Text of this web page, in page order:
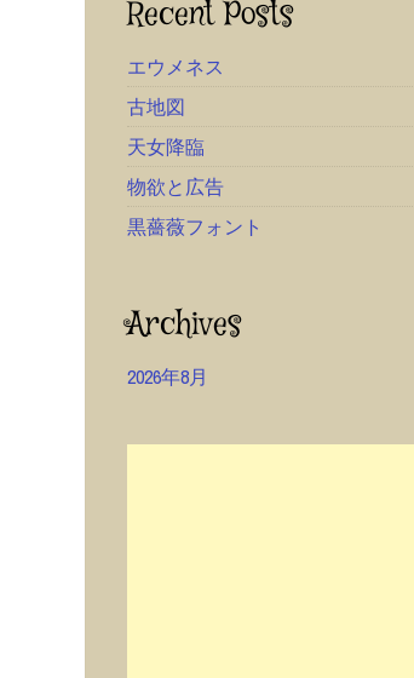
Recent Posts
エウメネス
古地図
天女降臨
物欲と広告
黒薔薇フォント
Archives
2026年8月